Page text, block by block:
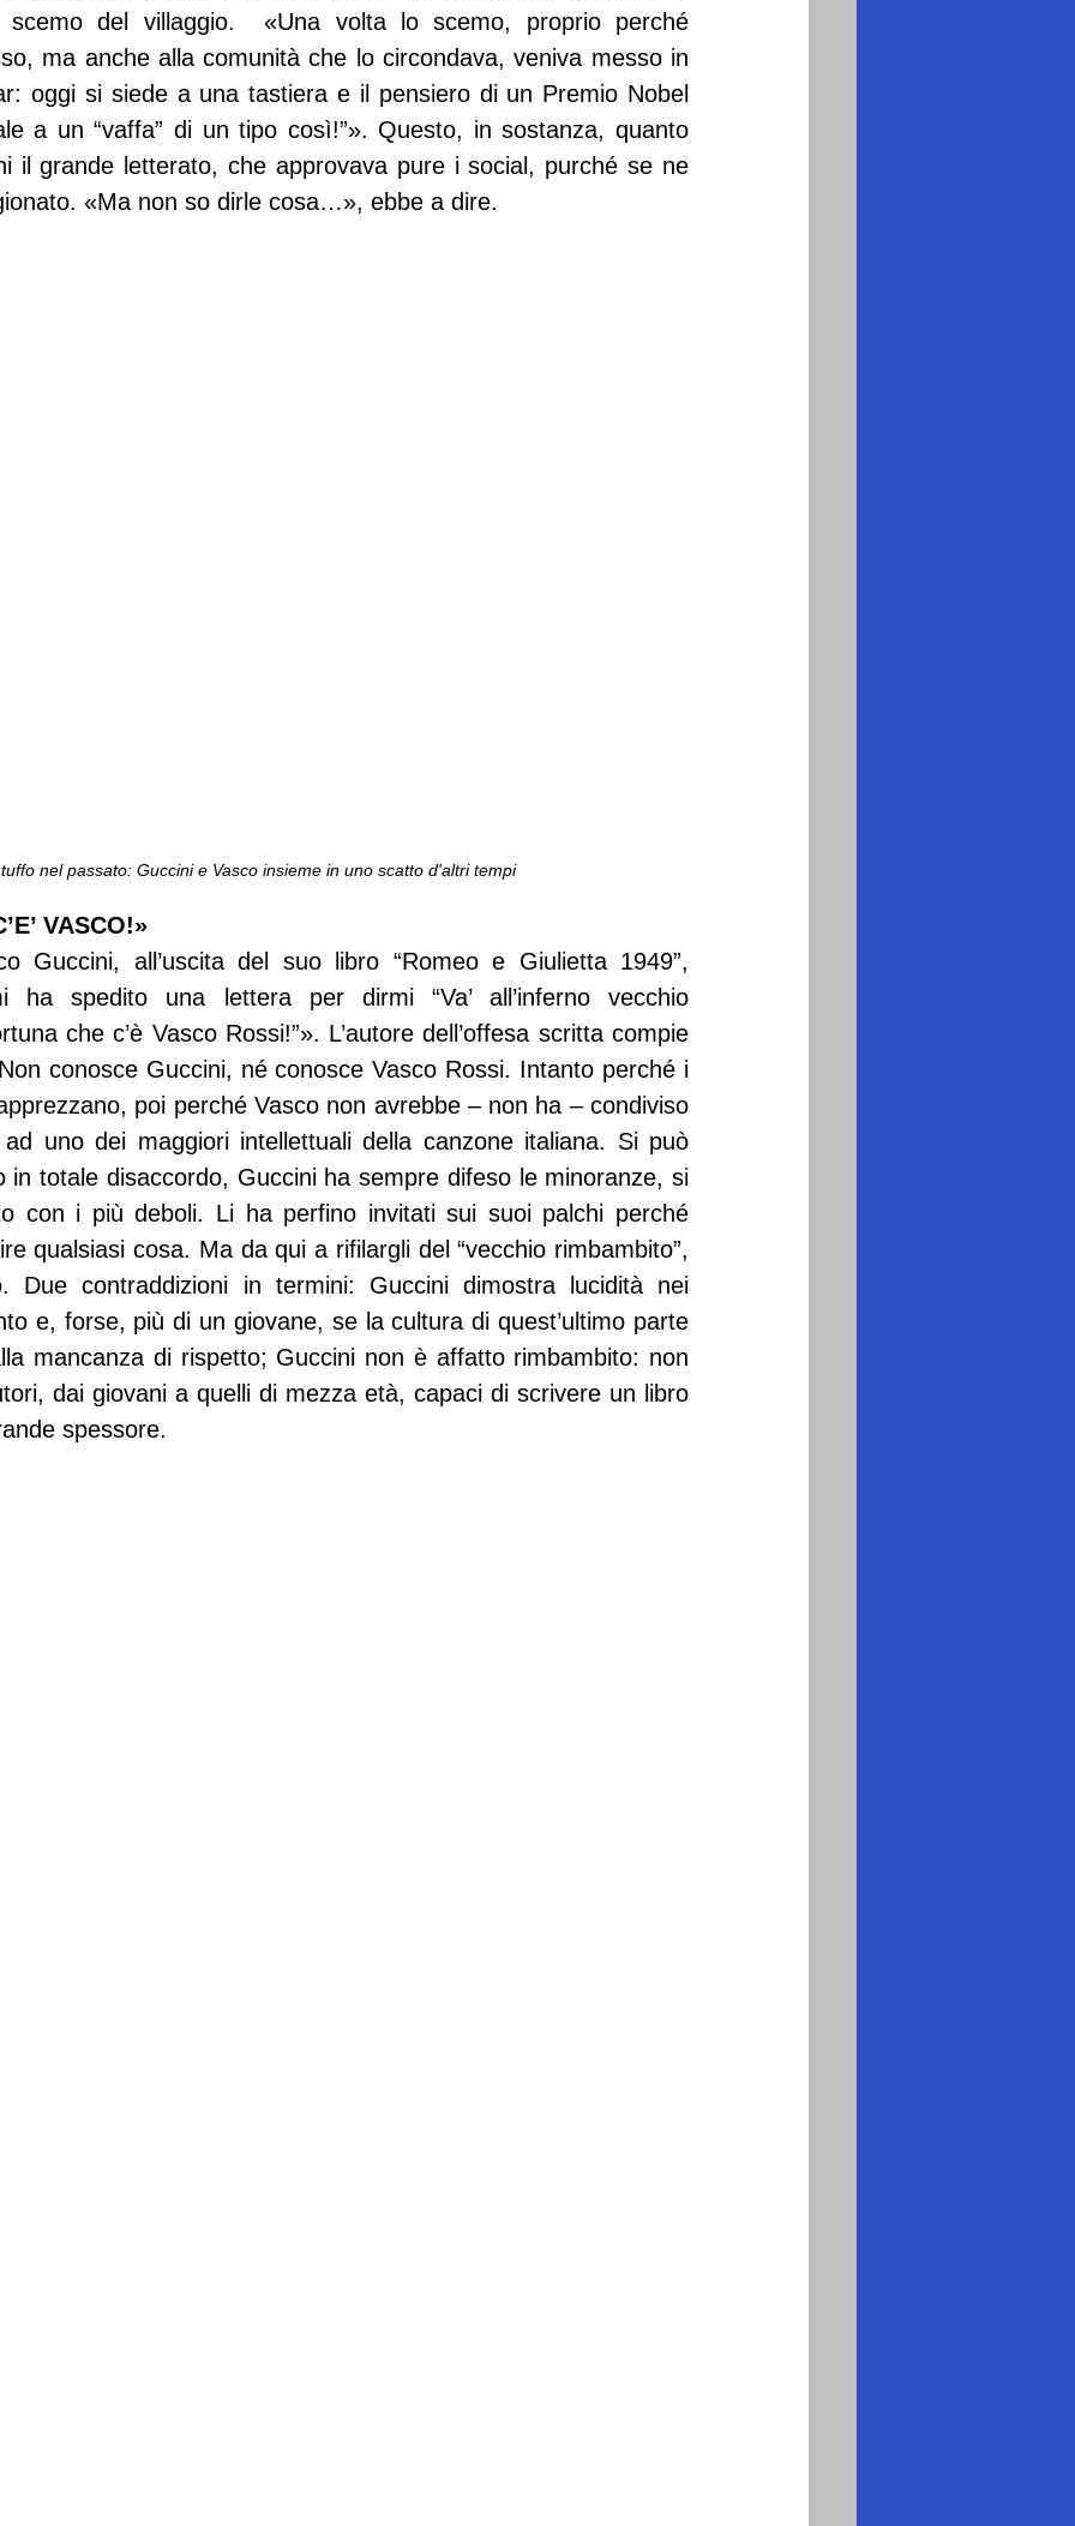
scemo del villaggio.  «Una volta lo scemo, proprio perché
ma anche alla comunità che lo circondava, veniva messo in
oggi si siede a una tastiera e il pensiero di un Premio Nobel
a un “vaffa” di un tipo così!”». Questo, in sostanza, quanto
il grande letterato, che approvava pure i social, purché se ne
«Ma non so dirle cosa…», ebbe a dire.
nel passato: Guccini e Vasco insieme in uno scatto d'altri tempi
VASCO!»
Guccini, all’uscita del suo libro “Romeo e Giulietta 1949”,
ha spedito una lettera per dirmi “Va’ all’inferno vecchio
che c’è Vasco Rossi!”». L’autore dell’offesa scritta compie
conosce Guccini, né conosce Vasco Rossi. Intanto perché i
poi perché Vasco non avrebbe – non ha – condiviso
uno dei maggiori intellettuali della canzone italiana. Si può
in totale disaccordo, Guccini ha sempre difeso le minoranze, si
con i più deboli. Li ha perfino invitati sui suoi palchi perché
qualsiasi cosa. Ma da qui a rifilargli del “vecchio rimbambito”,
Due contraddizioni in termini: Guccini dimostra lucidità nei
e, forse, più di un giovane, se la cultura di quest’ultimo parte
mancanza di rispetto; Guccini non è affatto rimbambito: non
dai giovani a quelli di mezza età, capaci di scrivere un libro
spessore.